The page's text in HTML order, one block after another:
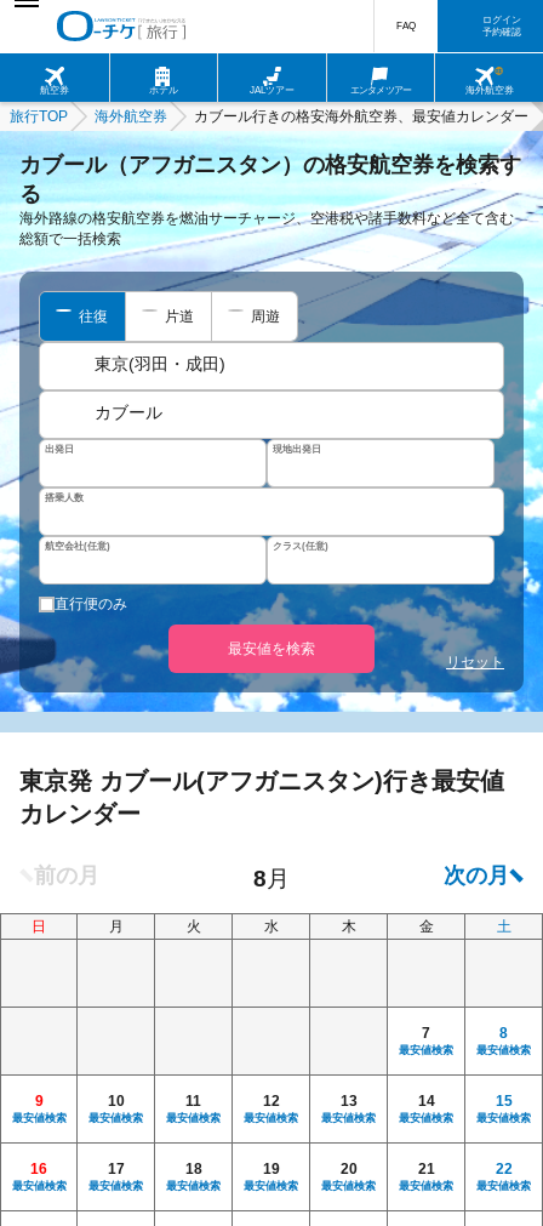
航空券 ホテル JALツアー エンタメツアー 海外航空券
FAQ
ログイン
予約確認
旅行TOP 海外航空券 カブール行きの格安海外航空券、最安値カレンダー
カブール（アフガニスタン）の格安航空券を検索す
る
海外路線の格安航空券を燃油サーチャージ、空港税や諸手数料など全て含む
総額で一括検索
往復 片道 周遊
東京(羽田・成田)
カブール
出発日 現地出発日
搭乗人数
航空会社(任意) クラス(任意)
直行便のみ
最安値を検索
リセット
東京発 カブール(アフガニスタン)行き最安値
カレンダー
日 月 火 水 木 金 土
7
最安値検索
8
最安値検索
9
最安値検索
10
最安値検索
11
最安値検索
12
最安値検索
13
最安値検索
14
最安値検索
15
最安値検索
16
最安値検索
17
最安値検索
18
最安値検索
19
最安値検索
20
最安値検索
21
最安値検索
22
最安値検索